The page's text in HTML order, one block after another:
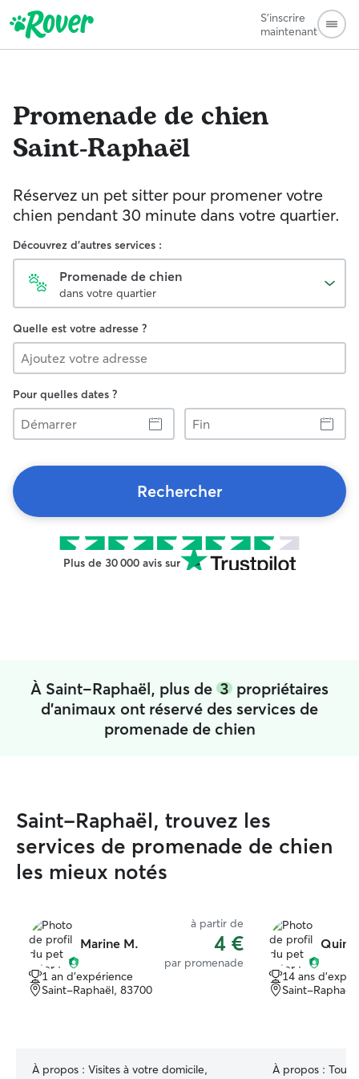
S'inscrire
maintenant
Promenade de chien
Saint-Raphaël
Réservez un pet sitter pour promener votre
chien pendant 30 minute dans votre quartier.
Découvrez d'autres services :
Promenade de chien
dans votre quartier
Quelle est votre adresse ?
Pour quelles dates ?
Démarrer
Fin
Rechercher
Plus de 30 000 avis sur
À Saint-Raphaël, plus de 3 propriétaires
d'animaux ont réservé des services de
promenade de chien
Saint-Raphaël, trouvez les
services de promenade de chien
les mieux notés
Marine M.
à partir de
4 €
par promenade
1 an d'expérience
Saint-Raphaël, 83700
À propos : Visites à votre domicile,
14 ans
Saint-
À propos :